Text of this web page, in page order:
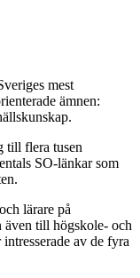
mest
ämnen:
till flera tusen
SO-länkar som
lärare på
även till högskole- och
av de fyra